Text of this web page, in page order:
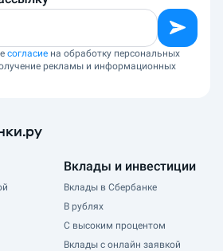
согласие на обработку персональных
рекламы и информационных
Вклады и инвестиции
Вклады в Сбербанке
В рублях
С высоким процентом
Вклады с онлайн заявкой